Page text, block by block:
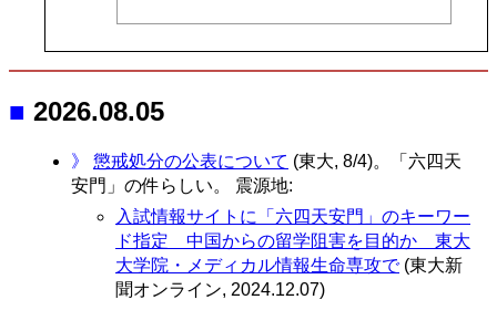
■ 2026.08.05
》 懲戒処分の公表について (東大, 8/4)。「六四天
安門」の件らしい。 震源地:
入試情報サイトに「六四天安門」のキーワー
ド指定 中国からの留学阻害を目的か 東大
大学院・メディカル情報生命専攻で(東大新
聞オンライン, 2024.12.07)